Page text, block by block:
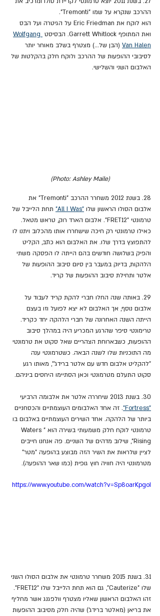
ההרכב שנקרא על שמו "Tremonti".
הוא לוקח את Eric Friedman על הגיטרה ועל הבס
ואת המתופף Garrett Whitlock. הבסיסט
Wolfgang
Van Halen (הבן של...) מצטרף בשלב מאוחר יותר
לסיבובי ההופעות של ההרכב ולוקח חלק בהקלטות של
האלבום השני והשלישי.
(Photo: Ashley Maile)
28. בשנת 2012 משחרר ההרכב "Tremonti" את
אלבום הסולו הראשון שלו "All I Was"
תחת הלייבל של
טרמונטי "FRET12". אלבום הארד רוק, טראש מטאל.
כאילו טרמונטי רק חיכה שישחררו אותו מהכלוב ויתנו לו
להתפוצץ בדרך שלו. את האלבום הוא כתב, הקליט
והפיק בשלושה חודשים בהם הייתה לו הפסקה משתי
הלהקות, בדיוק במעבר בין סיום סיבוב ההופעות של
אלטר ותחילת סיבוב ההופעות של קריד.
29. באותה שנה החלו חברי להקת קריד לעבוד על
אלבום נוסף, אך האלבום לא יצא לפועל וזו בעצם
הייתה השנה האחרונה של חברי הלהקה יחד כקריד.
טרימונטי סיפר שהרגע המכריע היה במהלך סיבוב
ההופעות, כשבארוחת הצהריים שאל סקוט את טרמונטי
מה התוכניות שלו לשנה הבאה. כשטרמונטי ענה
"להקליט אלבום חדש עם אלטר ברידג'", מאותו רגע
סקוט התעלם מטרמונטי וכאן הסתיימו היחסים ביניהם.
30. בשנת 2013 שיחררה אלטר את אלבומה הרביעי
"Fortress"
. זה אחד האלבומים העוצמתיים והכסחניים
ביותר של הלהקה. אחד השירים העוצמתיים באלבום בו
טרמונטי לוקח חלק משמעותי בשירה הוא "Waters
Rising", שילוב מדהים של השניים. פה אנחנו חייבים
לציין שלראות את השיר הזה מבוצע בהופעה "מטר"
מטרמונטי היה חוויה חוץ גופית (כמו שאר ההופעה).
https://www.youtube.com/watch?v=Sp8oarKpgoI
31. בשנת 2015 משחרר טרמונטי את אלבום הסולו השני
שלו "Cauterize", גם הוא תחת הלייבל שלו "FRET12".
זהו האלבום הראשון שאליו מצטרף וולפגנג אשר מחליף
את בריאן (מאלטר ברידג') שהיה חלק מסיבוב ההופעות